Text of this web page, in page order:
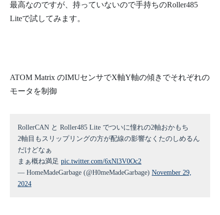
最高なのですが、持っていないので手持ちのRoller485
Liteで試してみます。
ATOM Matrix のIMUセンサでX軸Y軸の傾きでそれぞれの
モータを制御
RollerCAN と Roller485 Lite でついに憧れの2軸おかもち
2軸目もスリップリングの方が配線の影響なくたのしめるん
だけどなぁ
まぁ概ね満足 pic.twitter.com/6xNl3V0Oc2
— HomeMadeGarbage (@H0meMadeGarbage) November 29,
2024